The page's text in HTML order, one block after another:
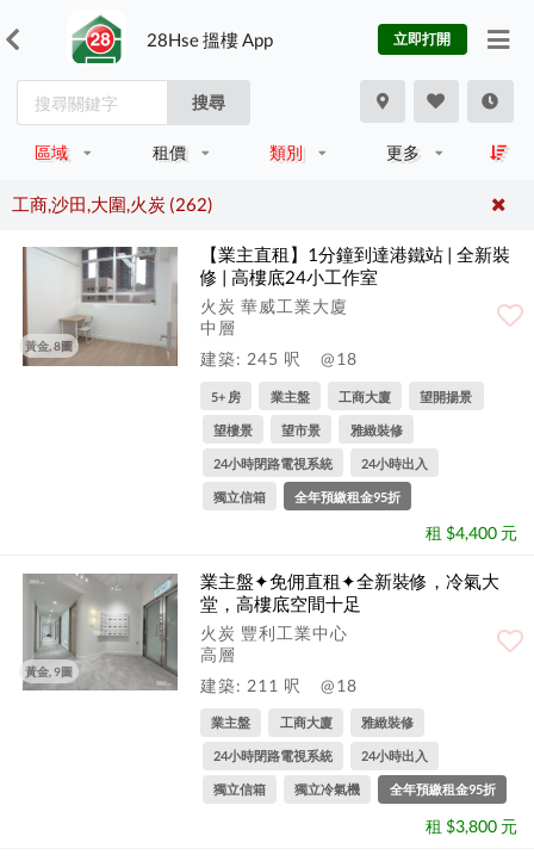
28Hse 搵樓 App 立即打開
搜尋
區域 租價 類別 更多
工商,沙田,大圍,火炭 (262)
黃金, 8圖
【業主直租】1分鐘到達港鐵站 | 全新裝
修 | 高樓底24小工作室
火炭 華威工業大廈
中層
建築: 245 呎
@18
5+ 房 業主盤 工商大廈 望開揚景
望樓景 望市景 雅緻裝修
24小時閉路電視系統 24小時出入
獨立信箱 全年預繳租金95折
租 $4,400 元
黃金, 9圖
業主盤✦免佣直租✦全新裝修，冷氣大
堂，高樓底空間十足
火炭 豐利工業中心
高層
建築: 211 呎
@18
業主盤 工商大廈 雅緻裝修
24小時閉路電視系統 24小時出入
獨立信箱 獨立冷氣機 全年預繳租金95折
租 $3,800 元